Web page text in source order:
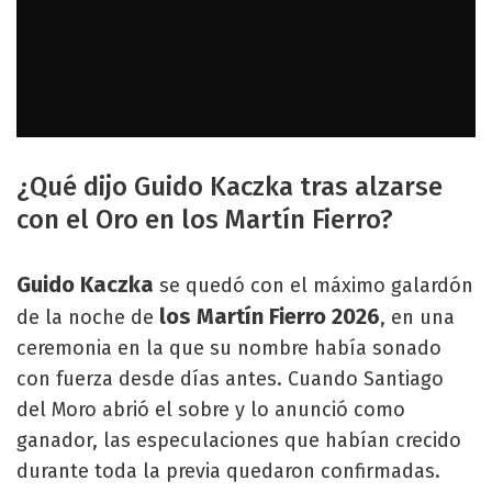
¿Qué dijo Guido Kaczka tras alzarse
con el Oro en los Martín Fierro?
Guido Kaczka se quedó con el máximo galardón
de la noche de los Martín Fierro 2026, en una
ceremonia en la que su nombre había sonado
con fuerza desde días antes. Cuando Santiago
del Moro abrió el sobre y lo anunció como
ganador, las especulaciones que habían crecido
durante toda la previa quedaron confirmadas.